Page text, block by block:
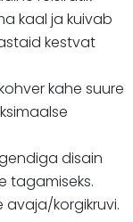
kaal ja kuivab
kestvat
kahe suure
disain
tagamiseks.
korgikruvi.